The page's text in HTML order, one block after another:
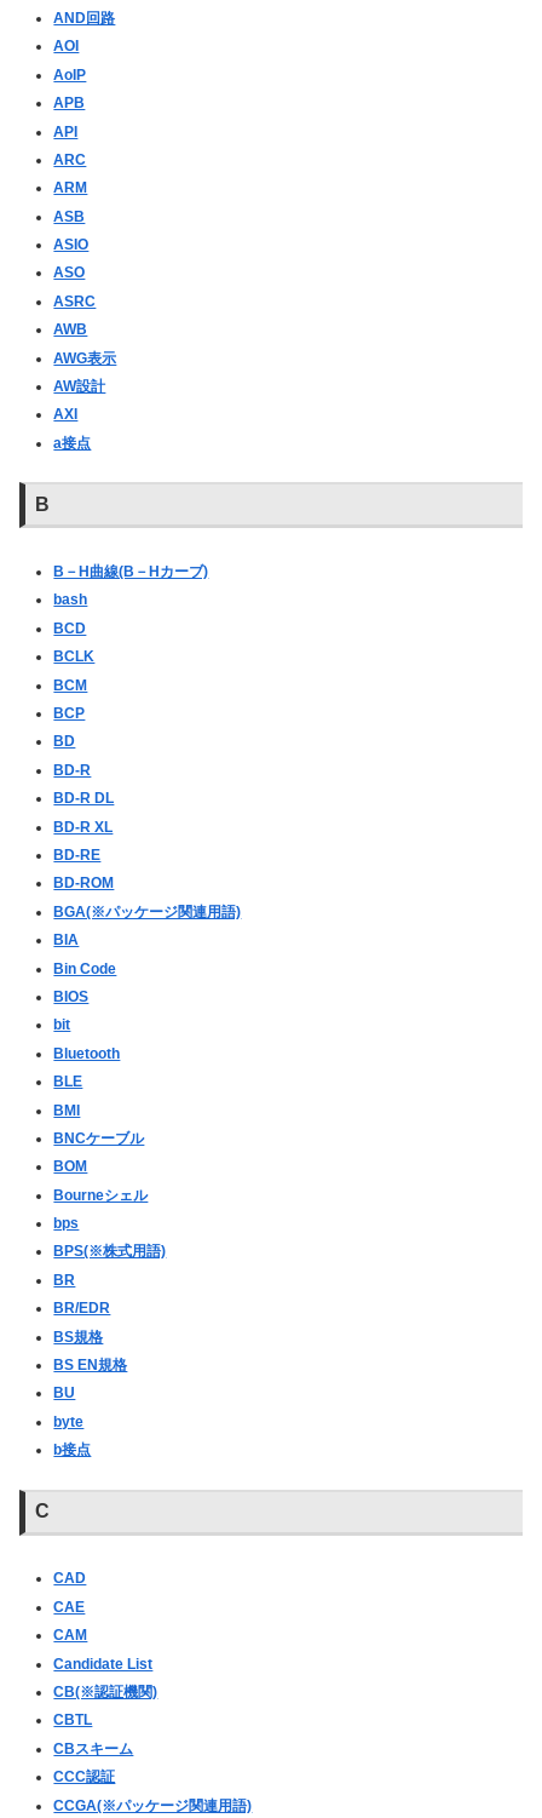
AND回路
AOI
AoIP
APB
API
ARC
ARM
ASB
ASIO
ASO
ASRC
AWB
AWG表示
AW設計
AXI
a接点
B
B－H曲線(B－Hカーブ)
bash
BCD
BCLK
BCM
BCP
BD
BD-R
BD-R DL
BD-R XL
BD-RE
BD-ROM
BGA(※パッケージ関連用語)
BIA
Bin Code
BIOS
bit
Bluetooth
BLE
BMI
BNCケーブル
BOM
Bourneシェル
bps
BPS(※株式用語)
BR
BR/EDR
BS規格
BS EN規格
BU
byte
b接点
C
CAD
CAE
CAM
Candidate List
CB(※認証機関)
CBTL
CBスキーム
CCC認証
CCGA(※パッケージ関連用語)